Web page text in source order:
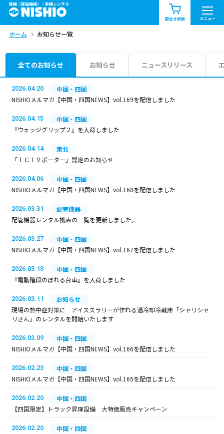
建機（建設機械）・重機レンタル
問合せ依頼 メニュー
商品一覧 お知らせ一覧
問合せ依頼リスト
エリア情報を見る
ホーム お知らせ一覧
全てのお知らせ お知らせ ニュースリリース
2026.04.20
中国・四国
NISHIOメルマガ【中国・四国NEWS】vol.169を配信しました
2026.04.15
中国・四国
『ウェッジグリップ２』を入荷しました
2026.04.14
東北
「ＩＣＴサポーター」認定のお知らせ
2026.04.06
中国・四国
NISHIOメルマガ【中国・四国NEWS】vol.168を配信しました
2026.03.31
配管機器
配管機器レンタル拠点の一覧を更新しました。
2026.03.27
中国・四国
NISHIOメルマガ【中国・四国NEWS】vol.167を配信しました
2026.03.13
中国・四国
『電動階段のぼれる台車』を入荷しました
2026.03.11
お知らせ
現場の熱中症対策に アイススラリーが作れる過冷却冷蔵庫「シャリシャ
リさん」のレンタルを開始いたします
2026.03.09
中国・四国
NISHIOメルマガ【中国・四国NEWS】vol.166を配信しました
2026.02.23
中国・四国
NISHIOメルマガ【中国・四国NEWS】vol.165を配信しました
2026.02.20
中国・四国
【四国限定】トラック昇降設備 大特価販売キャンペーン
2026.02.20
中国・四国